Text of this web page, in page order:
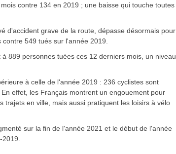
contre 134 en 2019 ; une baisse qui touche toutes
d'accident grave de la route, dépasse désormais pour
549 tués sur l'année 2019.
à 889 personnes tuées ces 12 derniers mois, un niveau
à celle de l'année 2019 : 236 cyclistes sont
effet, les Français montrent un engouement pour
trajets en ville, mais aussi pratiquent les loisirs à vélo
sur la fin de l'année 2021 et le début de l'année